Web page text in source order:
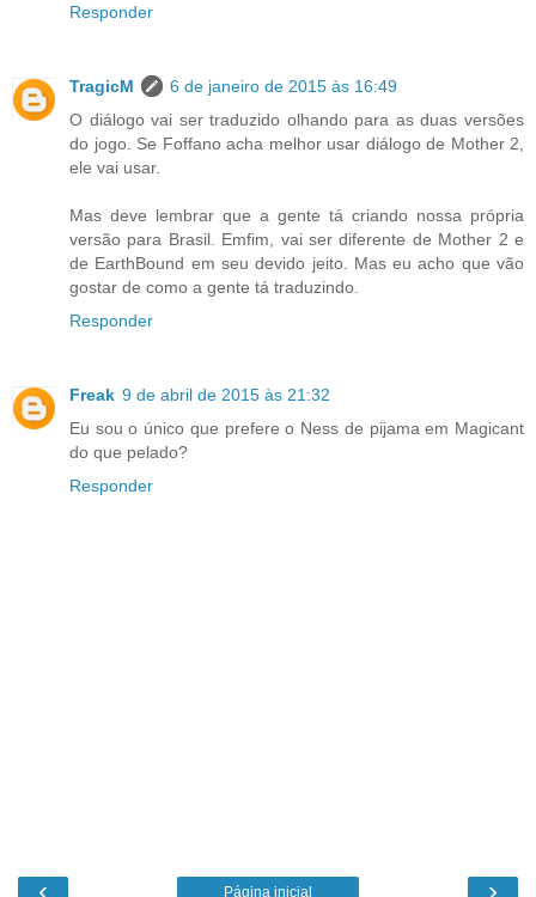
Responder
TragicM
6 de janeiro de 2015 às 16:49
O diálogo vai ser traduzido olhando para as duas versões
do jogo. Se Foffano acha melhor usar diálogo de Mother 2,
ele vai usar.
Mas deve lembrar que a gente tá criando nossa própria
versão para Brasil. Emfim, vai ser diferente de Mother 2 e
de EarthBound em seu devido jeito. Mas eu acho que vão
gostar de como a gente tá traduzindo.
Responder
Freak 9 de abril de 2015 às 21:32
Eu sou o único que prefere o Ness de pijama em Magicant
do que pelado?
Responder
Página inicial